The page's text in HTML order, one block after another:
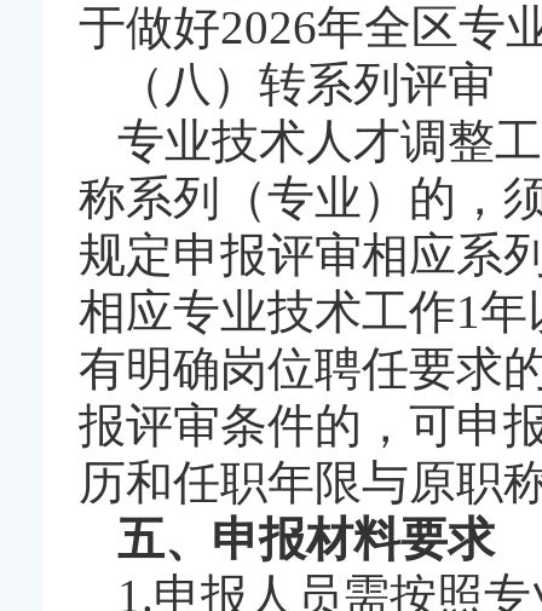
于做好2026年全区专
（八）转系列评审
专业技术人才调整
称系列（专业）的，
规定申报评审相应系
相应专业技术工作1
有明确岗位聘任要求
报评审条件的，可申
历和任职年限与原职
五、申报材料要求
1.申报人员需按照